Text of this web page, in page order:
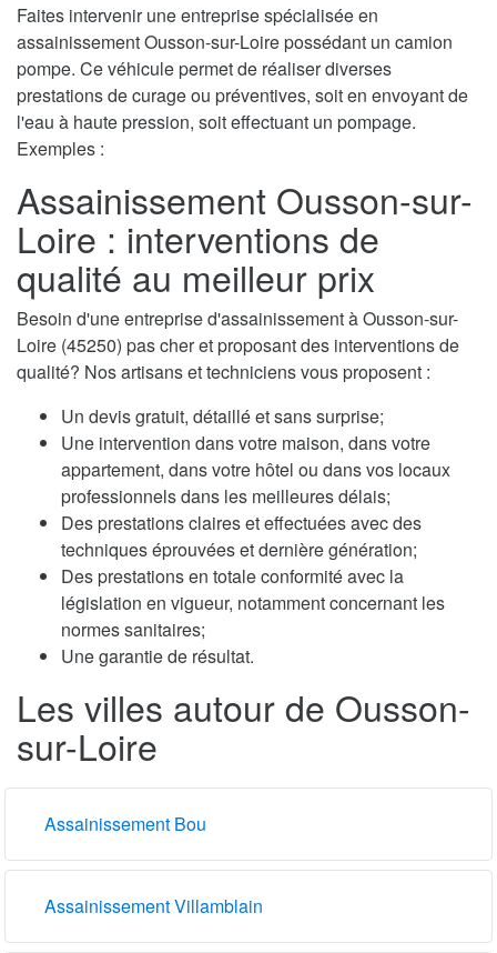
Faites intervenir une entreprise spécialisée en
assainissement Ousson-sur-Loire possédant un camion
pompe. Ce véhicule permet de réaliser diverses
prestations de curage ou préventives, soit en envoyant de
l'eau à haute pression, soit effectuant un pompage.
Exemples :
Assainissement Ousson-sur-
Loire : interventions de
qualité au meilleur prix
Besoin d'une entreprise d'assainissement à Ousson-sur-
Loire (45250) pas cher et proposant des interventions de
qualité? Nos artisans et techniciens vous proposent :
Un devis gratuit, détaillé et sans surprise;
Une intervention dans votre maison, dans votre
appartement, dans votre hôtel ou dans vos locaux
professionnels dans les meilleures délais;
Des prestations claires et effectuées avec des
techniques éprouvées et dernière génération;
Des prestations en totale conformité avec la
législation en vigueur, notamment concernant les
normes sanitaires;
Une garantie de résultat.
Les villes autour de Ousson-
sur-Loire
Assainissement Bou
Assainissement Villamblain